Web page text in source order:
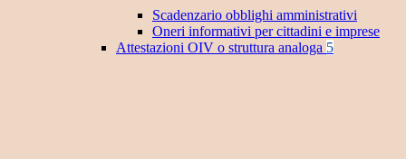
Scadenzario obblighi amministrativi
Oneri informativi per cittadini e imprese
Attestazioni OIV o struttura analoga 5